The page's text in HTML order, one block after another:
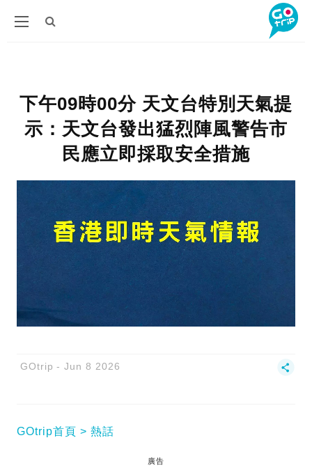
下午09時00分 天文台特別天氣提
示：天文台發出猛烈陣風警告市
民應立即採取安全措施
GOtrip Jun 8 2026
GOtrip首頁 熱話
廣告